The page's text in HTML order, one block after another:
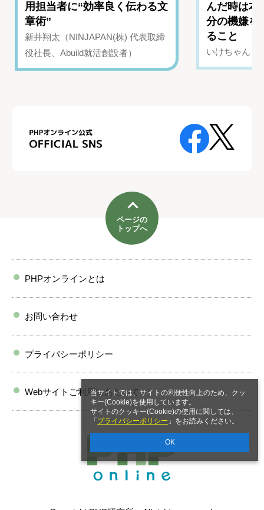
当サイトでは、サイトの利便性向上のため、クッ
キー(Cookie)を使用しています。
サイトのクッキー(Cookie)の使用に関しては、
「 プライバシーポリシー 」をお読みください。
OK
用担当者に“効率良く伝わる文
章術”
新井翔太（NINJAPAN(株) 代表取締
役社長、Abuild就活創設者）
んだ時は
分の機嫌を
ること
いけちゃん（
ページの
トップへ
PHPオンラインとは
お問い合わせ
プライバシーポリシー
Webサイトご利用にあたって